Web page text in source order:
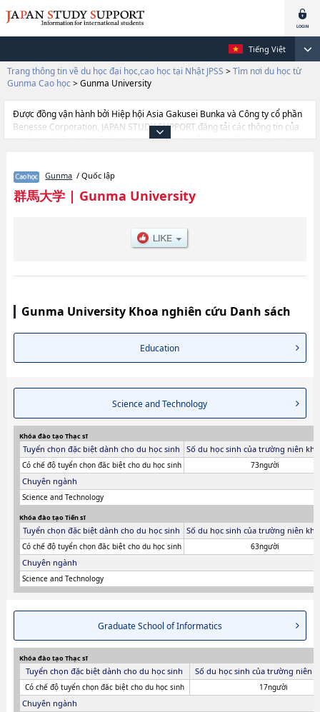
Tiếng Việt
Trang thông tin về du học đại học,cao học tại Nhật JPSS > Tìm nơi du học từ
Gunma Cao học > Gunma University
Được đồng vận hành bởi Hiệp hội Asia Gakusei Bunka và Công ty cổ phần
Benesse Corporation, JAPAN STUDY SUPPORT đăng tải các thông tin của
khoảng 1.300 trường đại học, cao học, trường đại học ngắn hạn, trường
cần thiết dành cho du học sinh, như là về các EducationhoặcScience and
TechnologyhoặcGraduate School of InformaticshoặcMedicinehoặc, thông
tin về từng khoa nghiên cứu, thông tin liên quan đến thi tuyển như số
Gunma / Quốc lập
群馬大学| Gunma University
Gunma University Khoa nghiên cứu Danh sách
Education
Science and Technology
Khóa đào tạo Thạc sĩ
Tuyển chọn đặc biệt dành cho du học sinh Số du học sinh của trường niên
Có chế độ tuyển chọn đăc biệt cho du học sinh 73người
Chuyên ngành
Science and Technology
Khóa đào tạo Tiến sĩ
Tuyển chọn đặc biệt dành cho du học sinh Số du học sinh của trường niên
Có chế độ tuyển chọn đăc biệt cho du học sinh 63người
Chuyên ngành
Science and Technology
Graduate School of Informatics
Khóa đào tạo Thạc sĩ
Tuyển chọn đặc biệt dành cho du học sinh Số du học sinh của trường niên
Có chế độ tuyển chọn đăc biệt cho du học sinh 17người
Chuyên ngành